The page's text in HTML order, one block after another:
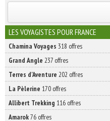
INSCRIVEZ-VOUS |
LES VOYAGISTES POUR FRANCE
Chamina Voyages 318 offres
Grand Angle 237 offres
Terres d'Aventure 202 offres
La Pèlerine 170 offres
Allibert Trekking 116 offres
Amarok76 offres